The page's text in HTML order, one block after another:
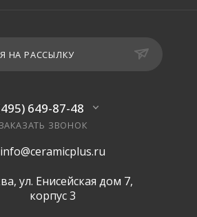
НА РАССЫЛКУ
649-87-48
ЗАКАЗАТЬ ЗВОНОК
info@ceramicplus.ru
ул. Енисейская дом 7,
корпус 3